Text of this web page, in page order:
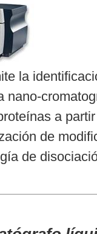
la
nano-
a
de
de